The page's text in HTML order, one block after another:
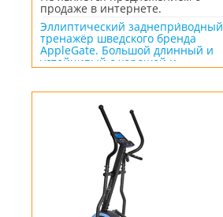
продаже в интернете.
Эллиптический заднепри́водный
тренажёр шведского бренда
AppleGate. Большой длинный и
устойчивый с хорошей и
пользователя 150 кг
Длина шага 46 см
Длина тренажёра 180 см